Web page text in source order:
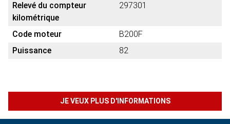
Relevé du compteur
kilométrique
297301
Code moteur
B200F
Puissance
82
JE VEUX PLUS D'INFORMATIONS